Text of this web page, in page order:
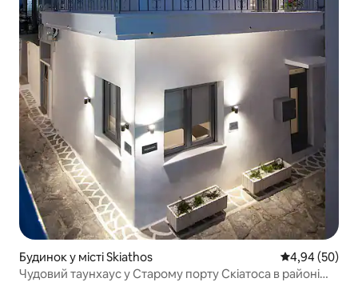
Будинок у місті Skiathos Середня
4,94 (50)
Чудовий таунхаус у Старому порту Скіатоса в районі